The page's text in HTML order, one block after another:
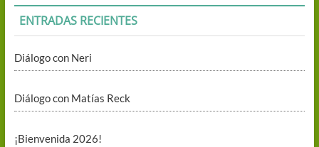
ENTRADAS RECIENTES
Diálogo con Neri
Diálogo con Matías Reck
¡Bienvenida 2026!